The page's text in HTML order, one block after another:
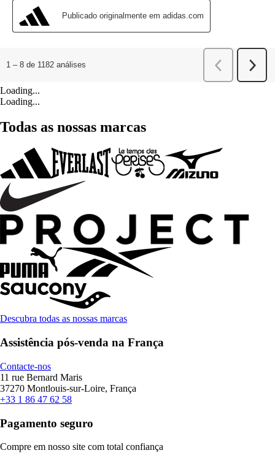
Loading...
Loading...
Todas as nossas marcas
Descubra todas as nossas marcas
Assistência pós-venda na França
Contacte-nos
11 rue Bernard Maris
37270 Montlouis-sur-Loire, França
+33 1 86 47 62 58
Pagamento seguro
Compre em nosso site com total confiança